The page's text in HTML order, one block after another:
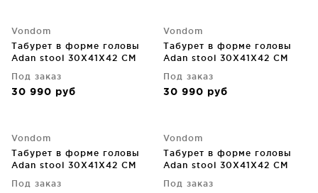
Vondom
Табурет в форме головы
Adan stool 30X41X42 CM
Под заказ
30 990 руб
Vondom
Табурет в форме головы
Adan stool 30X41X42 CM
Под заказ
30 990 руб
Vondom
Табурет в форме головы
Adan stool 30X41X42 CM
Под заказ
Vondom
Табурет в форме головы
Adan stool 30X41X42 CM
Под заказ